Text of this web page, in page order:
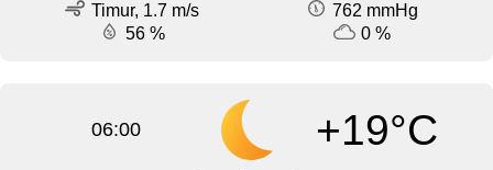
Timur, 1.7 m/s
762 mmHg
56 %
0 %
06:00 +19°C